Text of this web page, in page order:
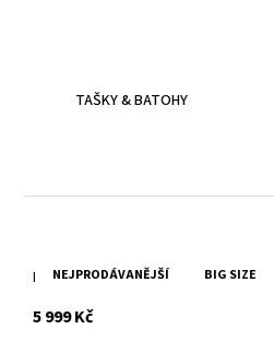
TAŠKY & BATOHY
NEJPRODÁVANĚJŠÍ BIG SIZE
Pánská černá kožená bunda Divoký
5 999 Kčs DPH